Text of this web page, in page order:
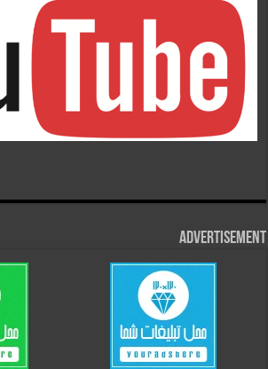
Advertisement